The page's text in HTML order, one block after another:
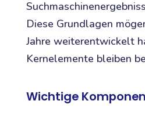
Diese Grundlagen
Jahre weiterentwickelt
Kernelemente bleiben
Wichtige